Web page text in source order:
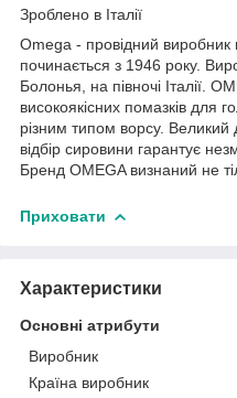
Зроблено в Італії
Omega - провідний виробник
починається з 1946 року.
Болонья, на півночі Італії.
високоякісних помазків для
різним типом ворсу. Великий
відбір сировини гарантує
Бренд OMEGA визнаний не
Приховати
Характеристики
Основні атрибути
Виробник
Країна виробник